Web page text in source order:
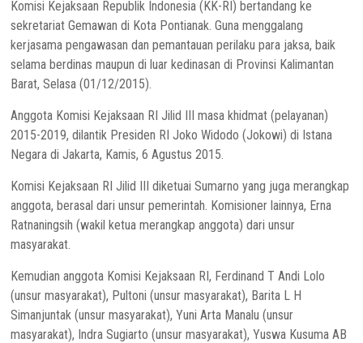
Komisi Kejaksaan Republik Indonesia (KK-RI) bertandang ke
sekretariat Gemawan di Kota Pontianak. Guna menggalang
kerjasama pengawasan dan pemantauan perilaku para jaksa, baik
selama berdinas maupun di luar kedinasan di Provinsi Kalimantan
Barat, Selasa (01/12/2015).
Anggota Komisi Kejaksaan RI Jilid III masa khidmat (pelayanan)
2015-2019, dilantik Presiden RI Joko Widodo (Jokowi) di Istana
Negara di Jakarta, Kamis, 6 Agustus 2015.
Komisi Kejaksaan RI Jilid III diketuai ‎Sumarno yang juga merangkap
anggota, berasal dari unsur pemerintah. Komisioner lainnya, Erna
Ratnaningsih (wakil ketua merangkap anggota) dari unsur
masyarakat.
Kemudian anggota Komisi Kejaksaan RI, Ferdinand T Andi Lolo
(unsur masyarakat), Pultoni (unsur masyarakat), Barita L H
Simanjuntak (unsur masyarakat), Yuni Arta Manalu (unsur
masyarakat), Indra Sugiarto (unsur masyarakat), Yuswa Kusuma AB